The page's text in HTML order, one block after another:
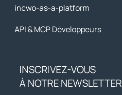
incwo-as-a-platform
API & MCP Développeurs
INSCRIVEZ-VOUS
À NOTRE NEWSLETTER